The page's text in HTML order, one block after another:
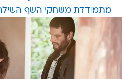
מתמודדת משחקי השף השילה 50